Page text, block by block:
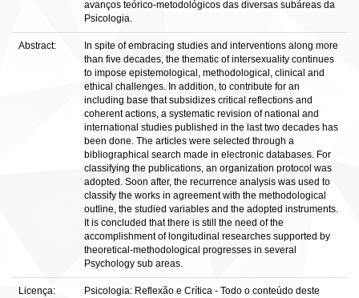
avanços teórico-metodológicos das diversas subáreas da
Psicologia.
Abstract:
In spite of embracing studies and interventions along more
than five decades, the thematic of intersexuality continues
to impose epistemological, methodological, clinical and
ethical challenges. In addition, to contribute for an
including base that subsidizes critical reflections and
coherent actions, a systematic revision of national and
international studies published in the last two decades has
been done. The articles were selected through a
bibliographical search made in electronic databases. For
classifying the publications, an organization protocol was
adopted. Soon after, the recurrence analysis was used to
classify the works in agreement with the methodological
outline, the studied variables and the adopted instruments.
It is concluded that there is still the need of the
accomplishment of longitudinal researches supported by
theoretical-methodological progresses in several
Psychology sub areas.
Licença:
Psicologia: Reflexão e Crítica - Todo o conteúdo deste